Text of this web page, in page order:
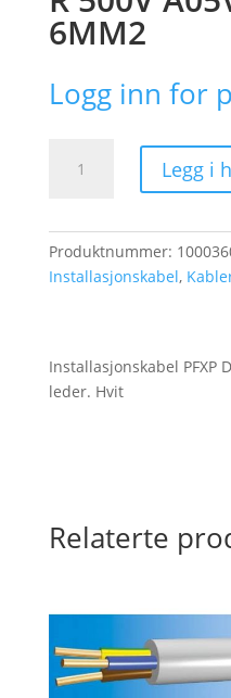
6MM2
Logg inn for
Installasjonskabel
PFXP-
A05VV-
U
antall
Legg i
Produktnummer:
Installasjonskabel,
Installasjonskabel PFXP
leder. Hvit
Relaterte